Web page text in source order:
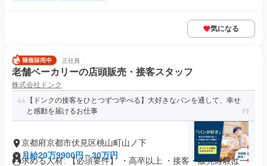
気になる
正社員
老舗ベーカリーの店頭販売・接客スタッフ
株式会社ドンク
【ドンクの接客をひとつずつ学べる】大好きなパンを通して、幸せ
と感動を届けるお仕事
京都府京都市伏見区桃山町山ノ下
月給20万9900円～30万円
求める人材: 【必須要件】 ・高卒以上 ・接客・販売経験は一